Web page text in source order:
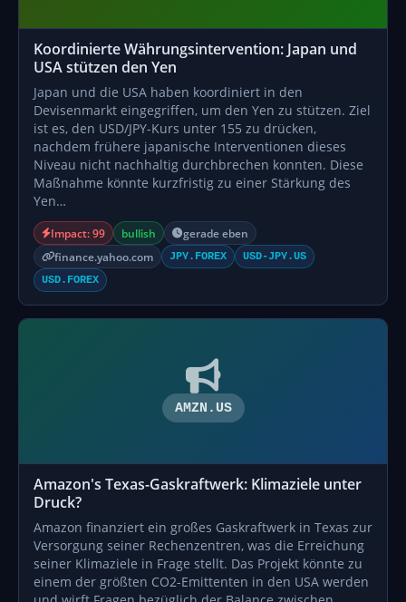
Koordinierte Währungsintervention: Japan und
USA stützen den Yen
Japan und die USA haben koordiniert in den
Devisenmarkt eingegriffen, um den Yen zu stützen. Ziel
ist es, den USD/JPY-Kurs unter 155 zu drücken,
nachdem frühere japanische Interventionen dieses
Niveau nicht nachhaltig durchbrechen konnten. Diese
Maßnahme könnte kurzfristig zu einer Stärkung des
Yen…
Impact: 99 bullish
gerade eben
finance.yahoo.com
JPY.FOREX
USD-JPY.US
USD.FOREX
AMZN.US
Amazon's Texas-Gaskraftwerk: Klimaziele unter
Druck?
Amazon finanziert ein großes Gaskraftwerk in Texas zur
Versorgung seiner Rechenzentren, was die Erreichung
seiner Klimaziele in Frage stellt. Das Projekt könnte zu
einem der größten CO2-Emittenten in den USA werden